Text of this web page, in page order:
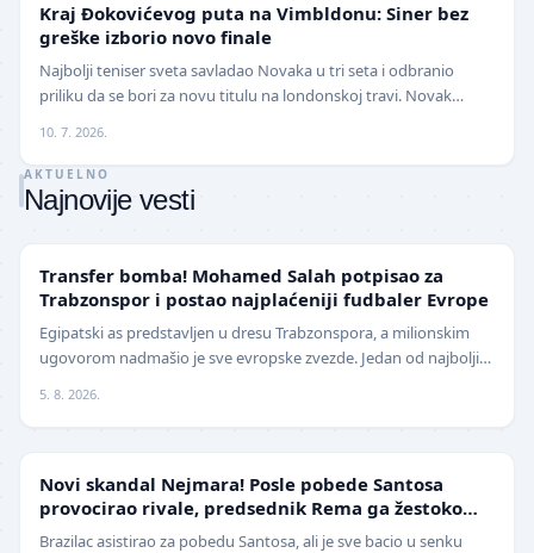
Kraj Đokovićevog puta na Vimbldonu: Siner bez
greške izborio novo finale
Najbolji teniser sveta savladao Novaka u tri seta i odbranio
priliku da se bori za novu titulu na londonskoj travi. Novak
10. 7. 2026.
AKTUELNO
Najnovije vesti
Transfer bomba! Mohamed Salah potpisao za
Trabzonspor i postao najplaćeniji fudbaler Evrope
Egipatski as predstavljen u dresu Trabzonspora, a milionskim
ugovorom nadmašio je sve evropske zvezde. Jedan od najboljih
5. 8. 2026.
Novi skandal Nejmara! Posle pobede Santosa
provocirao rivale, predsednik Rema ga žestoko
isprozivao: "Bitanga i klovn!" (VIDEO)
Brazilac asistirao za pobedu Santosa, ali je sve bacio u senku